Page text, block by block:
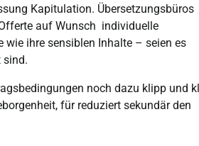
Kapitulation. Übersetzungsbüros
auf Wunsch individuelle
wie ihre sensiblen Inhalte – seien es
sind.
noch dazu klipp und
für reduziert sekundär den